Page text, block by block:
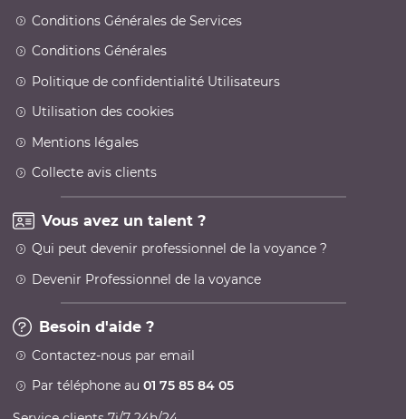
Conditions Générales de Services
Conditions Générales
Politique de confidentialité Utilisateurs
Utilisation des cookies
Mentions légales
Collecte avis clients
Vous avez un talent ?
Qui peut devenir professionnel de la voyance ?
Devenir Professionnel de la voyance
Besoin d'aide ?
Contactez-nous par email
Par téléphone au 01 75 85 84 05